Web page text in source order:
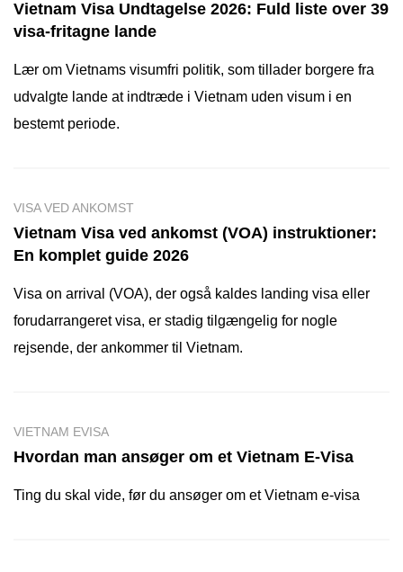
Vietnam Visa Undtagelse 2026: Fuld liste over 39
visa-fritagne lande
Lær om Vietnams visumfri politik, som tillader borgere fra
udvalgte lande at indtræde i Vietnam uden visum i en
bestemt periode.
VISA VED ANKOMST
Vietnam Visa ved ankomst (VOA) instruktioner:
En komplet guide 2026
Visa on arrival (VOA), der også kaldes landing visa eller
forudarrangeret visa, er stadig tilgængelig for nogle
rejsende, der ankommer til Vietnam.
VIETNAM EVISA
Hvordan man ansøger om et Vietnam E-Visa
Ting du skal vide, før du ansøger om et Vietnam e-visa